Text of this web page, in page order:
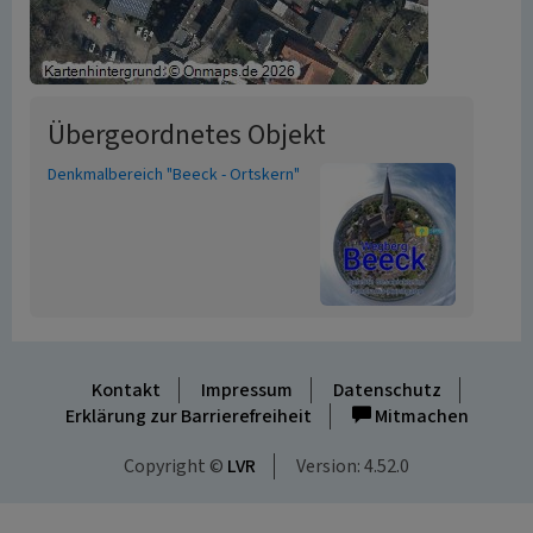
Übergeordnetes Objekt
Denkmalbereich "Beeck - Ortskern"
Kontakt Impressum
Datenschutz
Erklärung zur Barrierefreiheit
Mitmachen
Copyright © LVR Version: 4.52.0